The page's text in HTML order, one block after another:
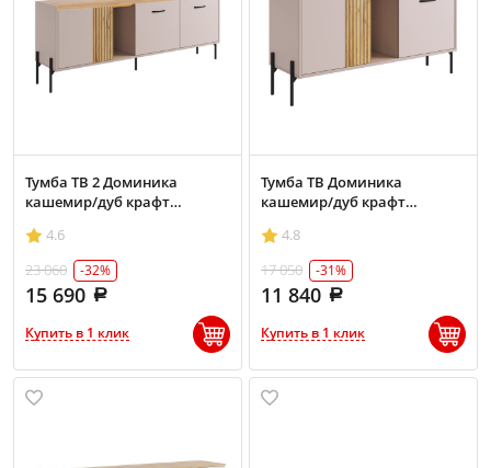
Тумба ТВ 2 Доминика
кашемир/дуб крафт
4.6
23 060
-32%
15 690
Купить в 1 клик
Тумба ТВ Доминика
кашемир/дуб крафт
4.8
17 050
-31%
11 840
Купить в 1 клик